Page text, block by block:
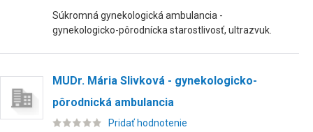
Súkromná gynekologická ambulancia -
gynekologicko-pôrodnícka starostlivosť, ultrazvuk.
MUDr. Mária Slivková - gynekologicko-
pôrodnická ambulancia
Pridať hodnotenie